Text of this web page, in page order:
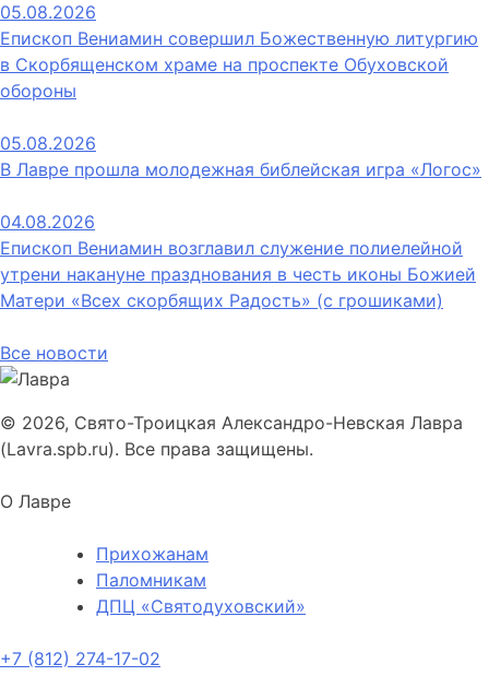
05.08.2026
Епископ Вениамин совершил Божественную литургию
в Скорбященском храме на проспекте Обуховской
обороны
05.08.2026
В Лавре прошла молодежная библейская игра «Логос»
04.08.2026
Епископ Вениамин возглавил служение полиелейной
утрени накануне празднования в честь иконы Божией
Матери «Всех скорбящих Радость» (с грошиками)
Все новости
© 2026, Свято-Троицкая Александро-Невская Лавра
(Lavra.spb.ru). Все права защищены.
О Лавре
Прихожанам
Паломникам
ДПЦ «Святодуховский»
+7 (812) 274-17-02